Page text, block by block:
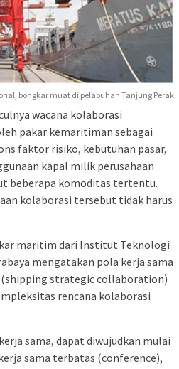
bongkar muat di pelabuhan Tanjung Perak
wacana kolaborasi
pakar kemaritiman sebagai
faktor risiko, kebutuhan pasar,
kapal milik perusahaan
beberapa komoditas tertentu.
kolaborasi tersebut tidak harus
maritim dari Institut Teknologi
mengatakan pola kerja sama
strategic collaboration)
rencana kolaborasi
sama, dapat diwujudkan mulai
sama terbatas (conference),